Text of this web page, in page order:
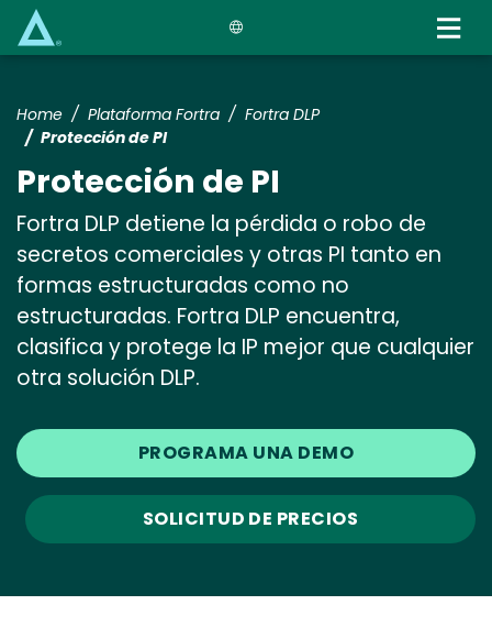
Home Plataforma Fortra
Fortra DLP
Protección de PI
Protección de PI
Fortra DLP detiene la pérdida o robo de
secretos comerciales y otras PI tanto en
formas estructuradas como no
estructuradas. Fortra DLP encuentra,
clasifica y protege la IP mejor que cualquier
otra solución DLP.
PROGRAMA UNA DEMO
SOLICITUD DE PRECIOS